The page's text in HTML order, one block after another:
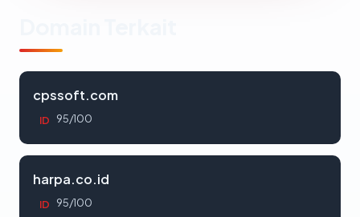
cpssoft.com
ID 95/100
harpa.co.id
ID 95/100